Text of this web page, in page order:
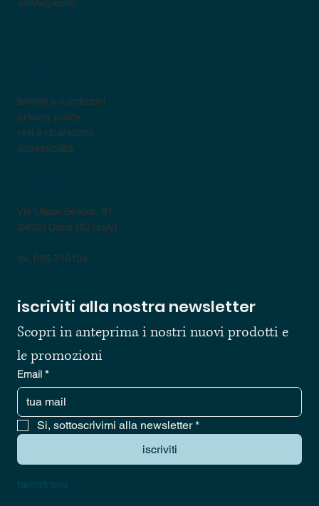
TarMagazine
termini e condizioni
privacy policy
resi e riparazioni
accessibilità
Via Ulisse Bellora, 91
24020 Cene BG (italy)
tel. 035 719124
iscriviti alla nostra newsletter
Scopri in anteprima i nostri nuovi prodotti e
le promozioni
Email *
Si, sottoscrivimi alla newsletter *
iscriviti